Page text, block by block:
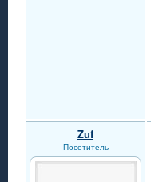
Zuf
Посетитель